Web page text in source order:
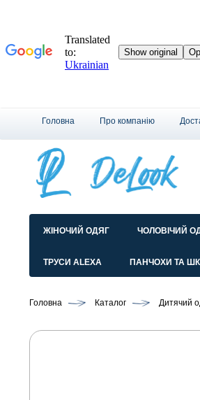
Головна Про компанію
ЖІНОЧИЙ ОДЯГ ЧОЛОВІЧИЙ
ТРУСИ ALEXA ПАНЧОХИ ТА
Головна Каталог Дитячий